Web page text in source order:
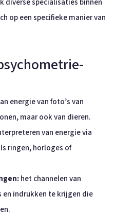
diverse specialisaties binnen
op een specifieke manier van
energie van foto’s van
maar ook van dieren.
van energie via
ringen, horloges of
het channelen van
indrukken te krijgen die